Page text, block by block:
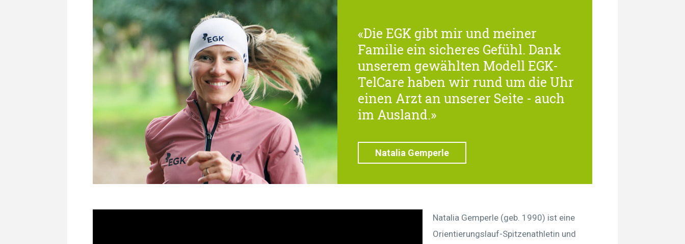
«Die EGK gibt mir und meiner
Familie ein sicheres Gefühl. Dank
unserem gewählten Modell EGK-
TelCare haben wir rund um die Uhr
einen Arzt an unserer Seite - auch
im Ausland.»
Natalia Gemperle
Natalia Gemperle (geb. 1990) ist eine
Orientierungslauf-Spitzenathletin und